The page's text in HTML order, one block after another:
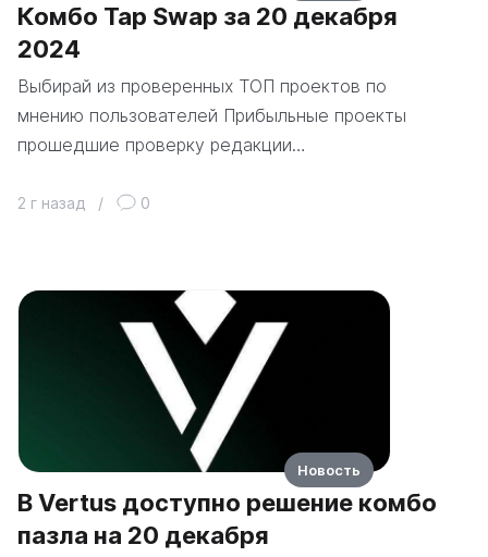
Комбо Tap Swap за 20 декабря
2024
Выбирай из проверенных ТОП проектов по
мнению пользователей Прибыльные проекты
прошедшие проверку редакции…
2 г назад / 0
В Vertus доступно решение комбо
пазла на 20 декабря
Новость